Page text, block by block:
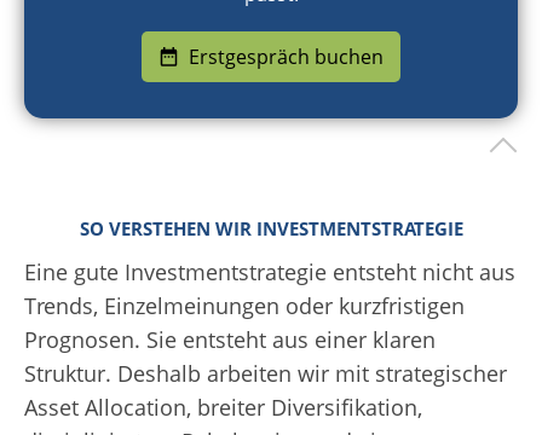
Erstgespräch buchen
SO VERSTEHEN WIR INVESTMENTSTRATEGIE
Eine gute Investmentstrategie entsteht nicht aus
Trends, Einzelmeinungen oder kurzfristigen
Prognosen. Sie entsteht aus einer klaren
Struktur. Deshalb arbeiten wir mit strategischer
Asset Allocation, breiter Diversifikation,